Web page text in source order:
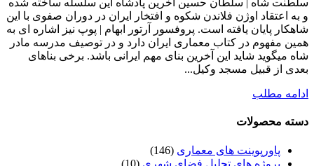
سلطنت شاه | سلطان حسین آخرین پادشاه این سلسله ساخته شده
و به اعتقاد اوژن فلاندن شکوه و افتخار ایران در دوران صفوی با این
شاهکار پایان یافته است. پروفسور آرتور ابهام | پوپ نیز اشاره ای به
همین مفهوم در کتاب معماری ایران دارد و در توصیف مدرسه مادر
شاه میگوید شاید این آخرین بنای مهم ایرانی باشد. برخی بناهای
بعدی از قبیل مسجد وکیل...
ادامه مطلب
دسته محصولات
پاورپوینت های معماری (146)
پروژه های تحلیل فضای شهری (10)